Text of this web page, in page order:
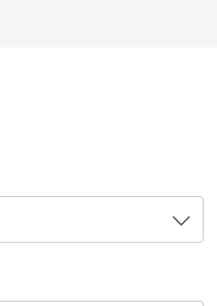
legislativas